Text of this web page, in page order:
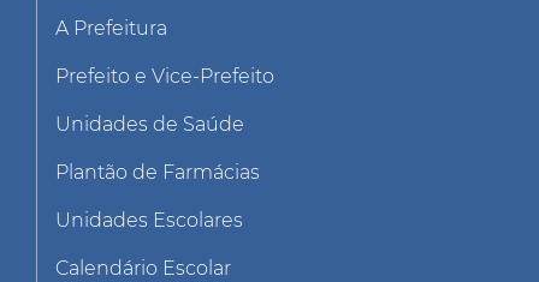
A Prefeitura
Prefeito e Vice-Prefeito
Unidades de Saúde
Plantão de Farmácias
Unidades Escolares
Calendário Escolar